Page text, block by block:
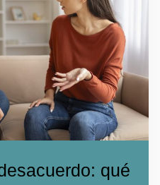
qué